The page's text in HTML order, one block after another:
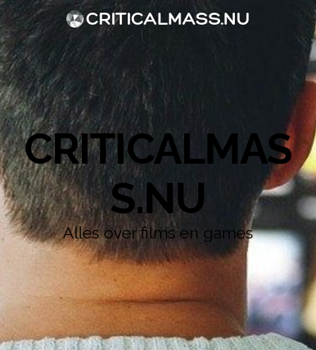
CRITICALMAS
S.NU
Alles over films en games